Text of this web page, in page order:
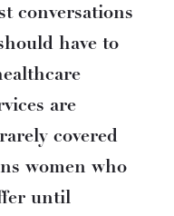
conversations
have to
are
covered
women who
until